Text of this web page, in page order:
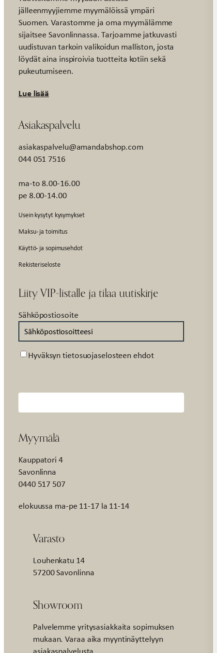
jälleenmyyjiemme myymälöissä ympäri
Suomen. Varastomme ja oma myymälämme
sijaitsee Savonlinnassa. Tarjoamme jatkuvasti
uudistuvan tarkoin valikoidun malliston, josta
löydät aina inspiroivia tuotteita kotiin sekä
pukeutumiseen.
Lue lisää
Asiakaspalvelu
asiakaspalvelu@amandabshop.com
044 051 7516
ma-to 8.00-16.00
pe 8.00-14.00
Usein kysytyt kysymykset
Maksu- ja toimitus
Käyttö- ja sopimusehdot
Rekisteriseloste
Liity VIP-listalle ja tilaa uutiskirje
Sähköpostiosoite
Suostumus
Hyväksyn tietosuojaselosteen ehdot
Myymälä
Kauppatori 4
Savonlinna
0440 517 507
elokuussa ma-pe 11-17 la 11-14
Varasto
Louhenkatu 14
57200 Savonlinna
Showroom
Palvelemme yritysasiakkaita sopimuksen
mukaan. Varaa aika myyntinäyttelyyn